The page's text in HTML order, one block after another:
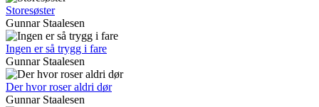
Storesøster
Gunnar Staalesen
Ingen er så trygg i fare
Gunnar Staalesen
Der hvor roser aldri dør
Gunnar Staalesen